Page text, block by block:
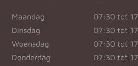
Maandag
07:30 tot
Dinsdag
07:30 tot
Woensdag
07:30 tot
Donderdag
07:30 tot